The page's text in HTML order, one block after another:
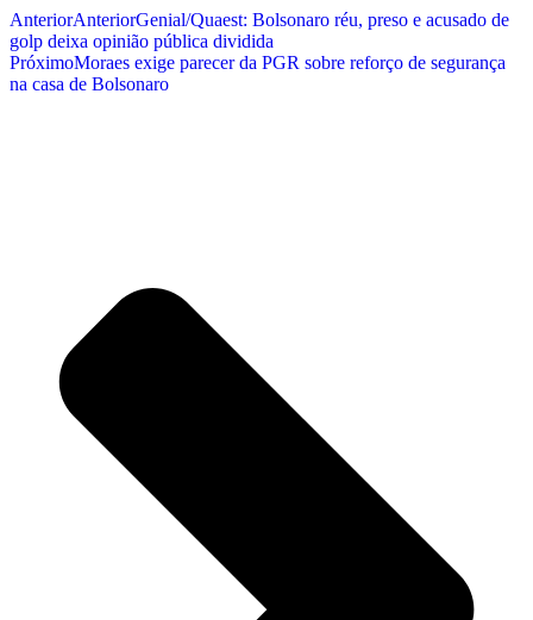
AnteriorAnteriorGenial/Quaest: Bolsonaro réu, preso e acusado de
golp deixa opinião pública dividida
PróximoMoraes exige parecer da PGR sobre reforço de segurança
na casa de Bolsonaro